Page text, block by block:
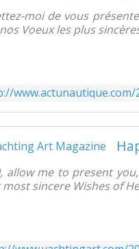
moi de vous
Voeux les plus
allow me to present
sincere Wishes of